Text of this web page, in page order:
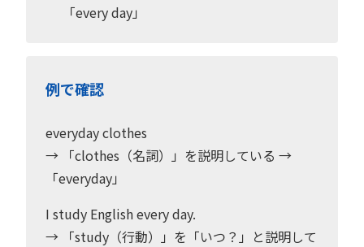
「every day」
例で確認
everyday clothes
→ 「clothes（名詞）」を説明している →
「everyday」
I study English every day.
→ 「study（行動）」を「いつ？」と説明して